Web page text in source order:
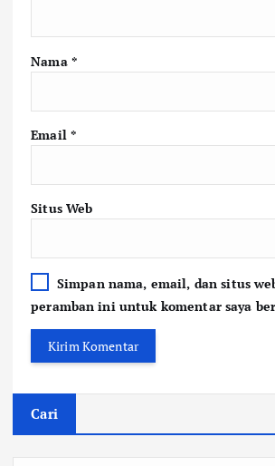
Nama *
Email *
Situs Web
Simpan nama, email, dan situs
peramban ini untuk komentar saya
Cari